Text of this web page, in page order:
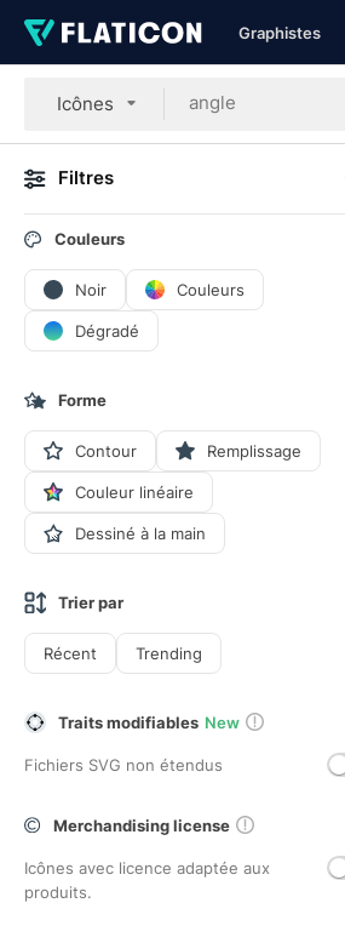
Graphistes
Icônes
Filtres
Couleurs
Noir Couleurs
Dégradé
Forme
Contour Remplissage
Couleur linéaire
Dessiné à la main
Trier par
Récent Trending
Traits modifiables New
Fichiers SVG non étendus
Merchandising license
Icônes avec licence adaptée aux
produits.